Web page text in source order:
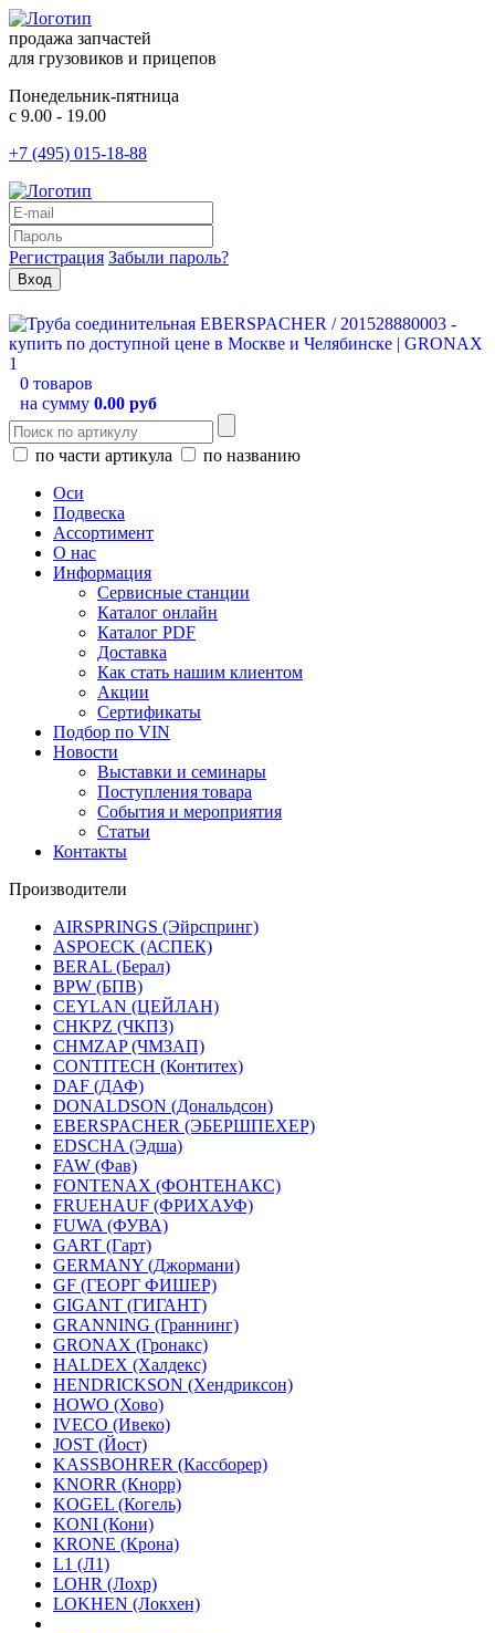
продажа запчастей
для грузовиков и прицепов
Понедельник-пятница
с 9.00 - 19.00
+7 (495) 015-18-88
Регистрация Забыли пароль?
0 товаров
на сумму 0.00 руб
по части артикула
по названию
Оси
Подвеска
Ассортимент
О нас
Информация
Сервисные станции
Каталог онлайн
Каталог PDF
Доставка
Как стать нашим клиентом
Акции
Сертификаты
Подбор по VIN
Новости
Выставки и семинары
Поступления товара
События и мероприятия
Статьи
Контакты
Производители
AIRSPRINGS (Эйрспринг)
ASPOECK (АСПЕК)
BERAL (Берал)
BPW (БПВ)
CEYLAN (ЦЕЙЛАН)
CHKPZ (ЧКПЗ)
CHMZAP (ЧМЗАП)
CONTITECH (Контитех)
DAF (ДАФ)
DONALDSON (Дональдсон)
EBERSPACHER (ЭБЕРШПЕХЕР)
EDSCHA (Эдша)
FAW (Фав)
FONTENAX (ФОНТЕНАКС)
FRUEHAUF (ФРИХАУФ)
FUWA (ФУВА)
GART (Гарт)
GERMANY (Джормани)
GF (ГЕОРГ ФИШЕР)
GIGANT (ГИГАНТ)
GRANNING (Граннинг)
GRONAX (Гронакс)
HALDEX (Халдекс)
HENDRICKSON (Хендриксон)
HOWO (Хово)
IVECO (Ивеко)
JOST (Йост)
KASSBOHRER (Касcборер)
KNORR (Кнорр)
KOGEL (Когель)
KONI (Кони)
KRONE (Крона)
L1 (Л1)
LOHR (Лохр)
LOKHEN (Локхен)